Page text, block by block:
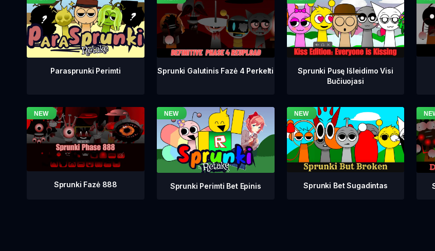
Parasprunki Perimti Sprunki Galutinis Fazė 4 Perkelti
Sprunki Pusę Išleidimo Visi
Bučiuojasi
Sprunki Fazė 888 Sprunki Perimti Bet Epinis Sprunki Bet Sugadintas